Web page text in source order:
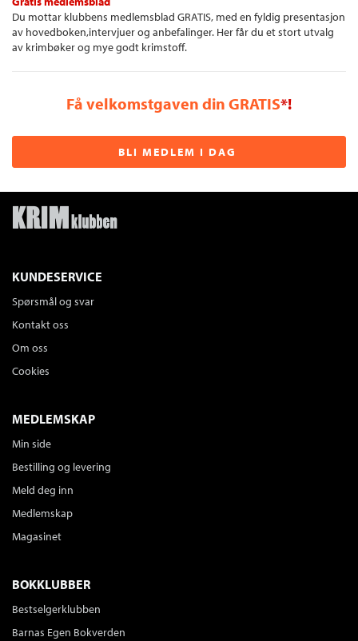
Du mottar klubbens medlemsblad GRATIS, med en fyldig presentasjon
av hovedboken,intervjuer og anbefalinger. Her får du et stort utvalg
av krimbøker og mye godt krimstoff.
Få velkomstgaven din GRATIS*!
BLI MEDLEM I DAG
KUNDESERVICE
Spørsmål og svar
Kontakt oss
Om oss
Cookies
MEDLEMSKAP
Min side
Bestilling og levering
Meld deg inn
Medlemskap
Magasinet
BOKKLUBBER
Bestselgerklubben
Barnas Egen Bokverden